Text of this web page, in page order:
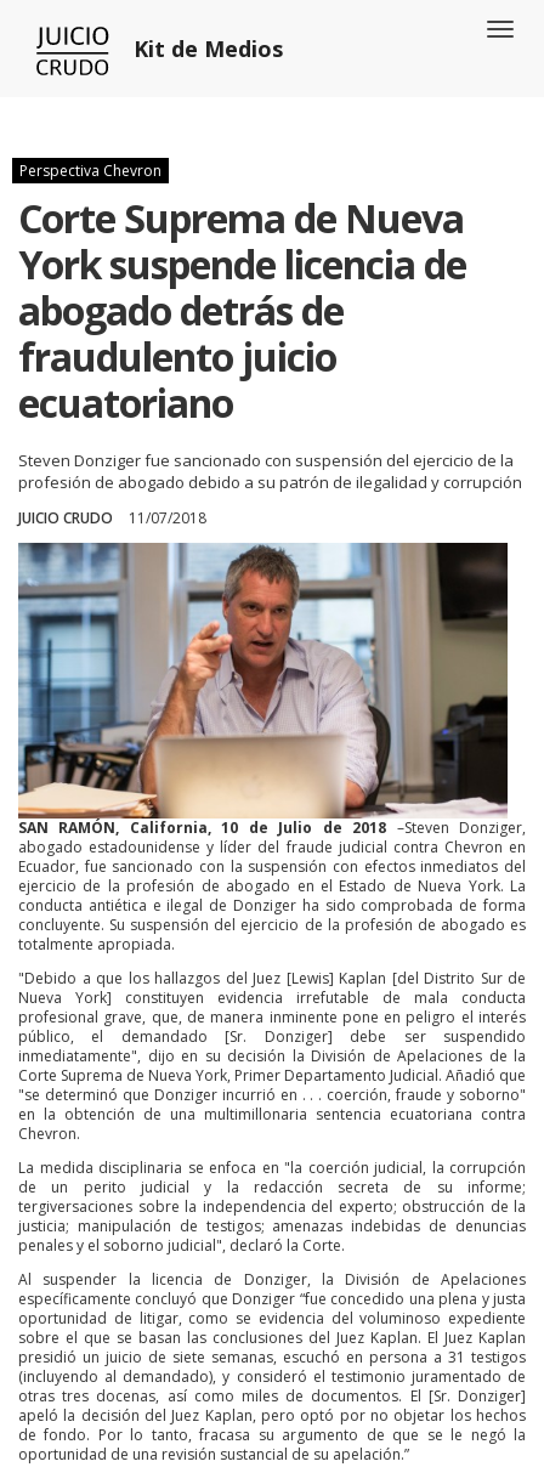
Kit de Medios
Perspectiva Chevron
Corte Suprema de Nueva
York suspende licencia de
abogado detrás de
fraudulento juicio
ecuatoriano
Steven Donziger fue sancionado con suspensión del ejercicio de la
profesión de abogado debido a su patrón de ilegalidad y corrupción
JUICIO CRUDO 11/07/2018
SAN RAMÓN, California, 10 de Julio de 2018 –Steven Donziger,
abogado estadounidense y líder del fraude judicial contra Chevron en
Ecuador, fue sancionado con la suspensión con efectos inmediatos del
ejercicio de la profesión de abogado en el Estado de Nueva York. La
conducta antiética e ilegal de Donziger ha sido comprobada de forma
concluyente. Su suspensión del ejercicio de la profesión de abogado es
totalmente apropiada.
"Debido a que los hallazgos del Juez [Lewis] Kaplan [del Distrito Sur de
Nueva York] constituyen evidencia irrefutable de mala conducta
profesional grave, que, de manera inminente pone en peligro el interés
público, el demandado [Sr. Donziger] debe ser suspendido
inmediatamente", dijo en su decisión la División de Apelaciones de la
Corte Suprema de Nueva York, Primer Departamento Judicial. Añadió que
"se determinó que Donziger incurrió en . . . coerción, fraude y soborno"
en la obtención de una multimillonaria sentencia ecuatoriana contra
Chevron.
La medida disciplinaria se enfoca en "la coerción judicial, la corrupción
de un perito judicial y la redacción secreta de su informe;
tergiversaciones sobre la independencia del experto; obstrucción de la
justicia; manipulación de testigos; amenazas indebidas de denuncias
penales y el soborno judicial", declaró la Corte.
Al suspender la licencia de Donziger, la División de Apelaciones
específicamente concluyó que Donziger “fue concedido una plena y justa
oportunidad de litigar, como se evidencia del voluminoso expediente
sobre el que se basan las conclusiones del Juez Kaplan. El Juez Kaplan
presidió un juicio de siete semanas, escuchó en persona a 31 testigos
(incluyendo al demandado), y consideró el testimonio juramentado de
otras tres docenas, así como miles de documentos. El [Sr. Donziger]
apeló la decisión del Juez Kaplan, pero optó por no objetar los hechos
de fondo. Por lo tanto, fracasa su argumento de que se le negó la
oportunidad de una revisión sustancial de su apelación.”